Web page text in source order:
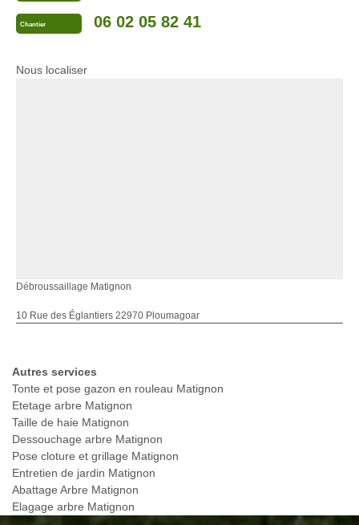
Chantier 06 02 05 82 41
Nous localiser
Débroussaillage Matignon
10 Rue des Églantiers 22970 Ploumagoar
Autres services
Tonte et pose gazon en rouleau Matignon
Etetage arbre Matignon
Taille de haie Matignon
Dessouchage arbre Matignon
Pose cloture et grillage Matignon
Entretien de jardin Matignon
Abattage Arbre Matignon
Elagage arbre Matignon